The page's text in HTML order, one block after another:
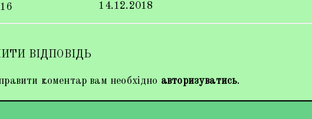
14.12.2018
ВІДПОВІДЬ
коментар вам необхідно авторизуватись.